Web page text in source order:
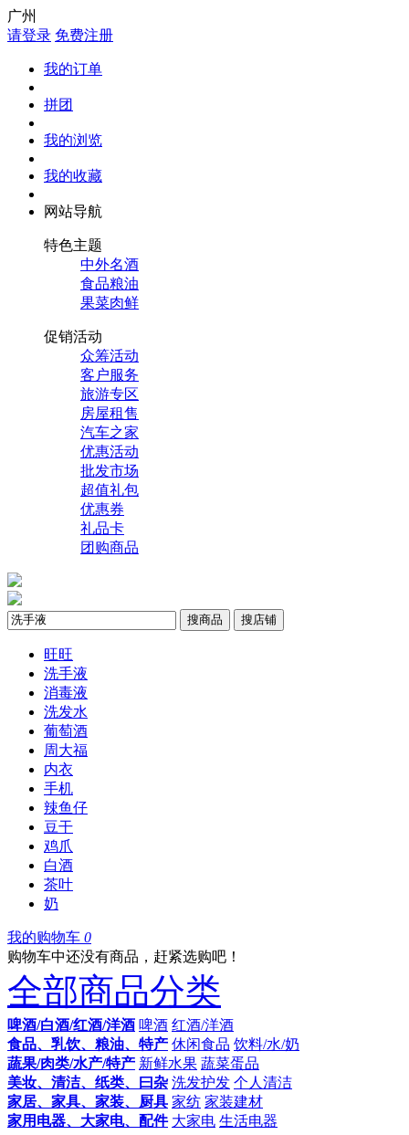
广州
请登录 免费注册
我的订单
拼团
我的浏览
我的收藏
网站导航
特色主题
中外名酒
食品粮油
果菜肉鲜
促销活动
众筹活动
客户服务
旅游专区
房屋租售
汽车之家
优惠活动
批发市场
超值礼包
优惠券
礼品卡
团购商品
搜商品 搜店铺
旺旺
洗手液
消毒液
洗发水
葡萄酒
周大福
内衣
手机
辣鱼仔
豆干
鸡爪
白酒
茶叶
奶
我的购物车 0
购物车中还没有商品，赶紧选购吧！
全部商品分类
啤酒/白酒/红酒/洋酒 啤酒 红酒/洋酒
食品、乳饮、粮油、特产 休闲食品 饮料/水/奶
蔬果/肉类/水产/特产 新鲜水果 蔬菜蛋品
美妆、清洁、纸类、曰杂 洗发护发 个人清洁
家居、家具、家装、厨具 家纺 家装建材
家用电器、大家电、配件 大家电 生活电器